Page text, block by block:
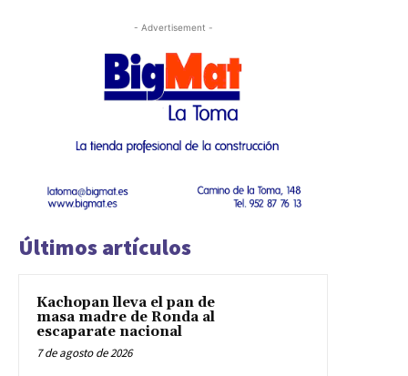
- Advertisement -
Últimos artículos
Kachopan lleva el pan de
masa madre de Ronda al
escaparate nacional
7 de agosto de 2026